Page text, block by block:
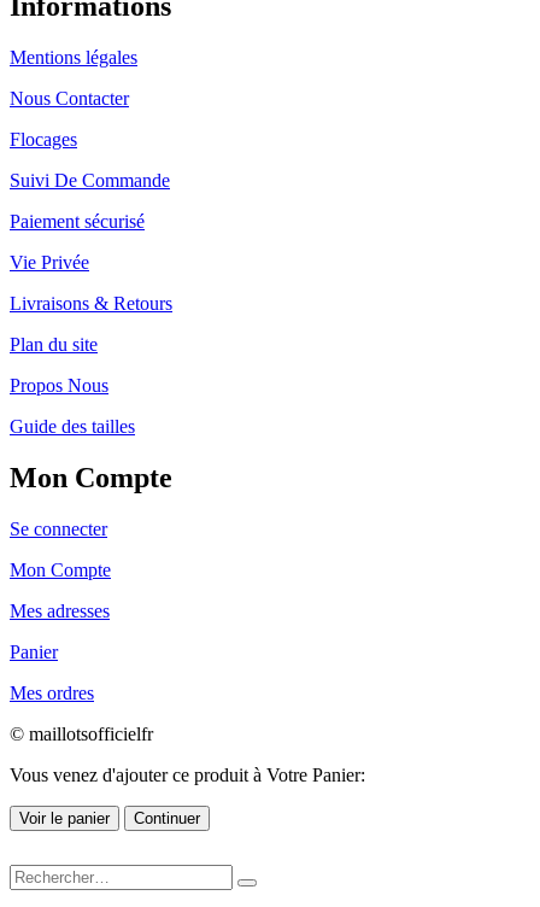
Mentions légales
Nous Contacter
Flocages
Suivi De Commande
Paiement sécurisé
Vie Privée
Livraisons & Retours
Plan du site
Propos Nous
Guide des tailles
Mon Compte
Se connecter
Mon Compte
Mes adresses
Panier
Mes ordres
© maillotsofficielfr
Vous venez d'ajouter ce produit à Votre Panier:
Voir le panier Continuer